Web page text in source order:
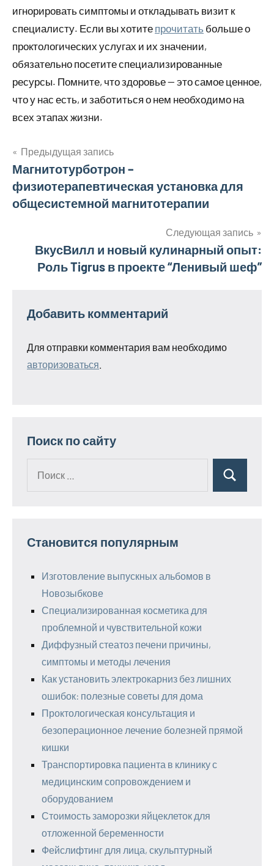
игнорировать симптомы и откладывать визит к
специалисту. Если вы хотите прочитать больше о
проктологических услугах и их значении,
обязательно посетите специализированные
ресурсы. Помните, что здоровье — это самое ценное,
что у нас есть, и заботиться о нем необходимо на
всех этапах жизни.
Навигация
по
Предыдущая запись
Магнитотурботрон –
физиотерапевтическая установка для
общесистемной магнитотерапии
Следующая запись
ВкусВилл и новый кулинарный опыт:
Роль Tigrus в проекте “Ленивый шеф”
Добавить комментарий
Для отправки комментария вам необходимо
авторизоваться
Поиск по сайту
Поиск
Становится популярным
Изготовление выпускных альбомов в
Новозыбкове
Специализированная косметика для
проблемной и чувствительной кожи
Диффузный стеатоз печени причины,
симптомы и методы лечения
Как установить электрокарниз без лишних
ошибок: полезные советы для дома
Проктологическая консультация и
безоперационное лечение болезней прямой
кишки
Транспортировка пациента в клинику с
медицинским сопровождением и
оборудованием
Стоимость заморозки яйцеклеток для
отложенной беременности
Фейслифтинг для лица, скульптурный